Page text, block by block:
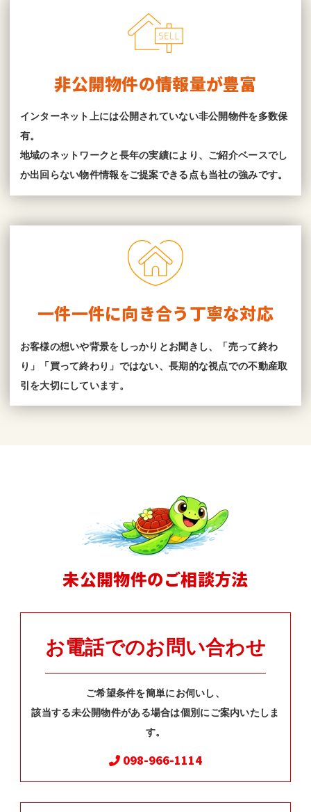
非公開物件の情報量が豊富
インターネット上には公開されていない非公開物件を多数保
有。
地域のネットワークと長年の実績により、ご紹介ベースでし
か出回らない物件情報をご提案できる点も当社の強みです。
一件一件に向き合う丁寧な対応
お客様の想いや背景をしっかりとお聞きし、「売って終わ
り」「買って終わり」ではない、長期的な視点での不動産取
引を大切にしています。
未公開物件のご相談方法
お電話でのお問い合わせ
ご希望条件を簡単にお伺いし、
該当する未公開物件がある場合は個別にご案内いたしま
す。
098-966-1114